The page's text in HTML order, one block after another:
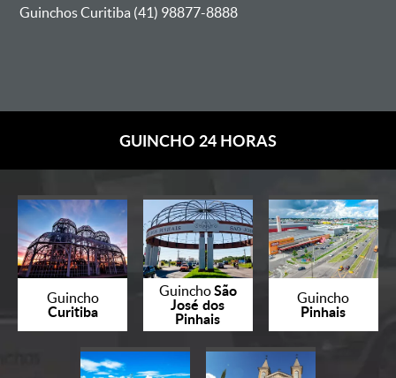
Guinchos Curitiba (41) 98877-8888
GUINCHO 24 HORAS
Guincho
Curitiba
GuinchoSão
José dos
Pinhais
Guincho
Pinhais